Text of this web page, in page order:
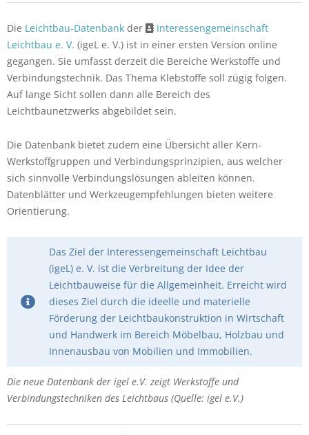
Die Leichtbau-Datenbank der
Interessengemeinschaft
Leichtbau e. V. (igeL e. V.) ist in einer ersten Version online
gegangen. Sie umfasst derzeit die Bereiche Werkstoffe und
Verbindungstechnik. Das Thema Klebstoffe soll zügig folgen.
Auf lange Sicht sollen dann alle Bereich des
Leichtbaunetzwerks abgebildet sein.
Die Datenbank bietet zudem eine Übersicht aller Kern-
Werkstoffgruppen und Verbindungsprinzipien, aus welcher
sich sinnvolle Verbindungslösungen ableiten können.
Datenblätter und Werkzeugempfehlungen bieten weitere
Orientierung.
Das Ziel der Interessengemeinschaft Leichtbau
(igeL) e. V. ist die Verbreitung der Idee der
Leichtbauweise für die Allgemeinheit. Erreicht wird
dieses Ziel durch die ideelle und materielle
Förderung der Leichtbaukonstruktion in Wirtschaft
und Handwerk im Bereich Möbelbau, Holzbau und
Innenausbau von Mobilien und Immobilien.
Die neue Datenbank der igel e.V. zeigt Werkstoffe und
Verbindungstechniken des Leichtbaus (Quelle: igel e.V.)